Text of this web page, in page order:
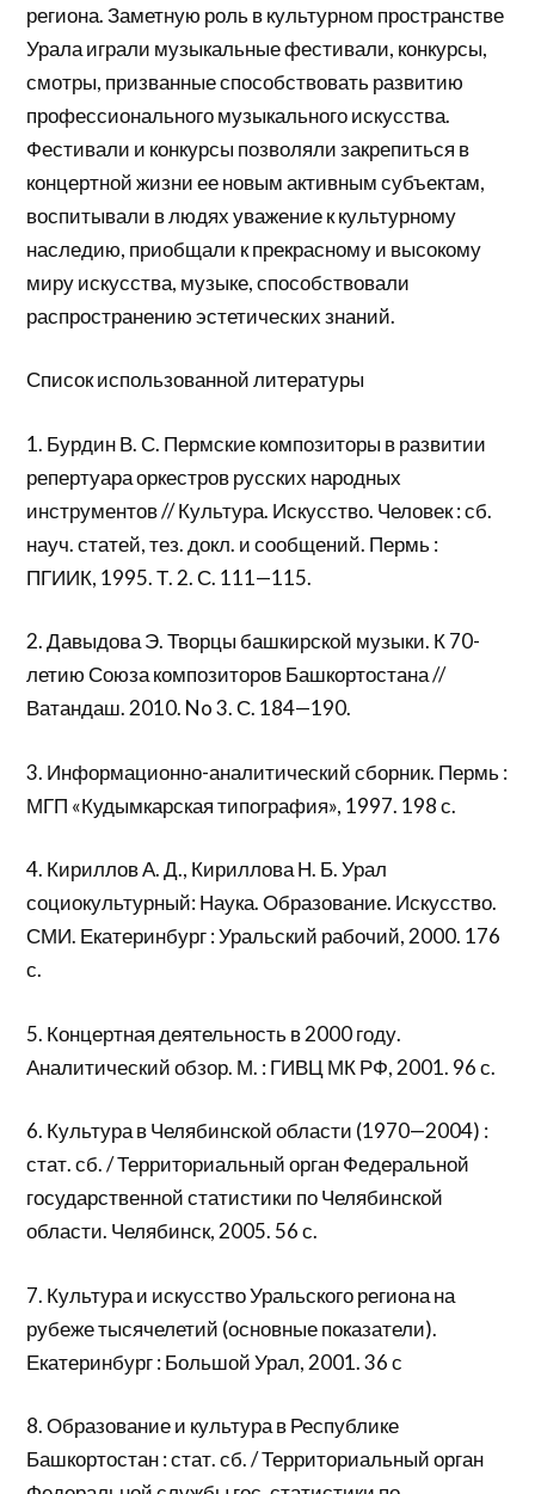
региона. Заметную роль в культурном пространстве
Урала играли музыкальные фестивали, конкурсы,
смотры, призванные способствовать развитию
профессионального музыкального искусства.
Фестивали и конкурсы позволяли закрепиться в
концертной жизни ее новым активным субъектам,
воспитывали в людях уважение к культурному
наследию, приобщали к прекрасному и высокому
миру искусства, музыке, способствовали
распространению эстетических знаний.
Список использованной литературы
1. Бурдин В. С. Пермские композиторы в развитии
репертуара оркестров русских народных
инструментов // Культура. Искусство. Человек : сб.
науч. статей, тез. докл. и сообщений. Пермь :
ПГИИК, 1995. Т. 2. С. 111—115.
2. Давыдова Э. Творцы башкирской музыки. К 70-
летию Союза композиторов Башкортостана //
Ватандаш. 2010. No 3. С. 184—190.
3. Информационно-аналитический сборник. Пермь :
МГП «Кудымкарская типография», 1997. 198 с.
4. Кириллов А. Д., Кириллова Н. Б. Урал
социокультурный: Наука. Образование. Искусство.
СМИ. Екатеринбург : Уральский рабочий, 2000. 176
с.
5. Концертная деятельность в 2000 году.
Аналитический обзор. М. : ГИВЦ МК РФ, 2001. 96 с.
6. Культура в Челябинской области (1970—2004) :
стат. сб. / Территориальный орган Федеральной
государственной статистики по Челябинской
области. Челябинск, 2005. 56 с.
7. Культура и искусство Уральского региона на
рубеже тысячелетий (основные показатели).
Екатеринбург : Большой Урал, 2001. 36 с
8. Образование и культура в Республике
Башкортостан : стат. сб. / Территориальный орган